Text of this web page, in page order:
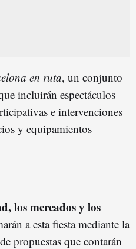
en ruta, un conjunto
incluirán espectáculos
e intervenciones
y equipamientos
los mercados y los
a esta fiesta mediante la
propuestas que contarán